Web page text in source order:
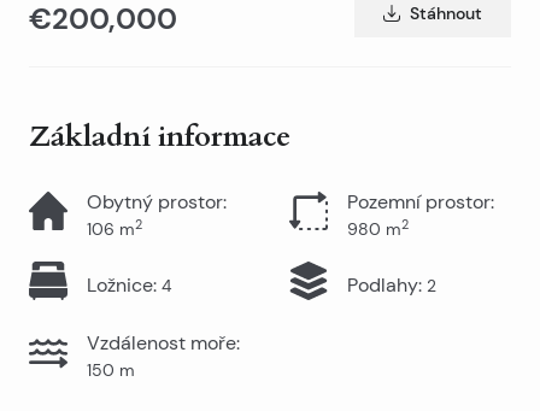
€200,000 Stáhnout
Základní informace
Obytný prostor:
106 m2
Pozemní prostor:
980 m2
Ložnice: 4 Podlahy: 2
Vzdálenost moře:
150 m